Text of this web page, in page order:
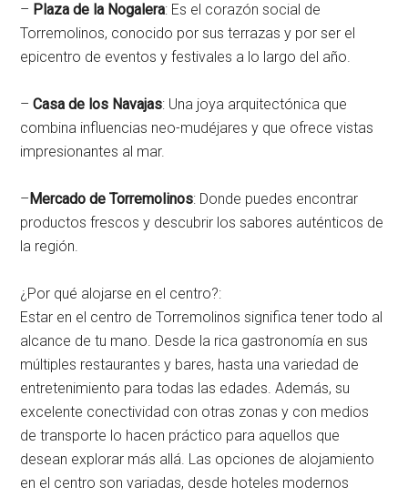
– Plaza de la Nogalera: Es el corazón social de
Torremolinos, conocido por sus terrazas y por ser el
epicentro de eventos y festivales a lo largo del año.
–Casa de los Navajas: Una joya arquitectónica que
combina influencias neo-mudéjares y que ofrece vistas
impresionantes al mar.
–Mercado de Torremolinos: Donde puedes encontrar
productos frescos y descubrir los sabores auténticos de
la región.
¿Por qué alojarse en el centro?:
Estar en el centro de Torremolinos significa tener todo al
alcance de tu mano. Desde la rica gastronomía en sus
múltiples restaurantes y bares, hasta una variedad de
entretenimiento para todas las edades. Además, su
excelente conectividad con otras zonas y con medios
de transporte lo hacen práctico para aquellos que
desean explorar más allá. Las opciones de alojamiento
en el centro son variadas, desde hoteles modernos